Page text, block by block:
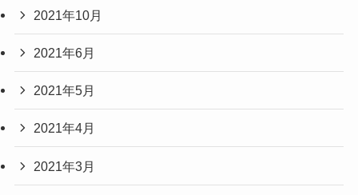
2021年10月
2021年6月
2021年5月
2021年4月
2021年3月